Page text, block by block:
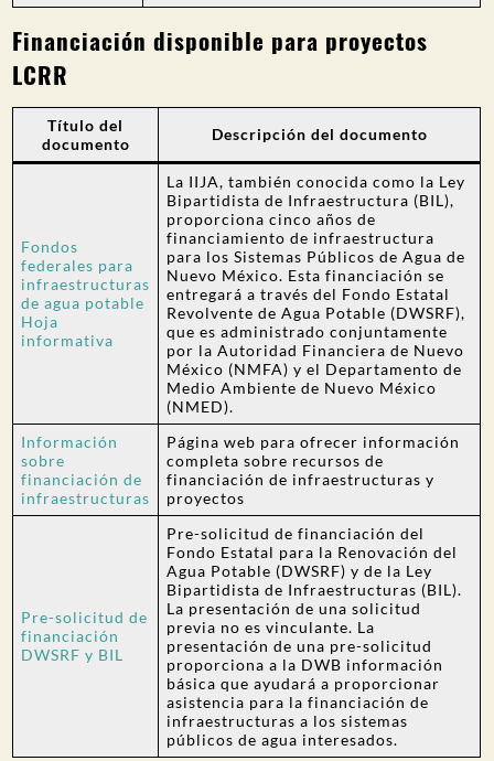
Financiación disponible para proyectos
LCRR
Título del
documento
Descripción del documento
Fondos
federales para
infraestructuras
de agua potable
Hoja
informativa
La IIJA, también conocida como la Ley
Bipartidista de Infraestructura (BIL),
proporciona cinco años de
financiamiento de infraestructura
para los Sistemas Públicos de Agua de
Nuevo México. Esta financiación se
entregará a través del Fondo Estatal
Revolvente de Agua Potable (DWSRF),
que es administrado conjuntamente
por la Autoridad Financiera de Nuevo
México (NMFA) y el Departamento de
Medio Ambiente de Nuevo México
(NMED).
Información
sobre
financiación de
infraestructuras
Página web para ofrecer información
completa sobre recursos de
financiación de infraestructuras y
proyectos
Pre-solicitud de
financiación
DWSRF y BIL
Pre-solicitud de financiación del
Fondo Estatal para la Renovación del
Agua Potable (DWSRF) y de la Ley
Bipartidista de Infraestructuras (BIL).
La presentación de una solicitud
previa no es vinculante. La
presentación de una pre-solicitud
proporciona a la DWB información
básica que ayudará a proporcionar
asistencia para la financiación de
infraestructuras a los sistemas
públicos de agua interesados.